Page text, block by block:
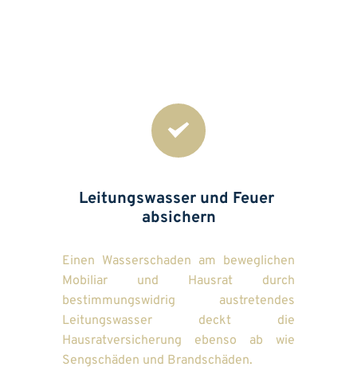
Leitungswasser und Feuer
absichern
Einen Wasserschaden am beweglichen
Mobiliar und Hausrat durch
bestimmungswidrig austretendes
Leitungswasser deckt die
Hausratversicherung ebenso ab wie
Sengschäden und Brandschäden.